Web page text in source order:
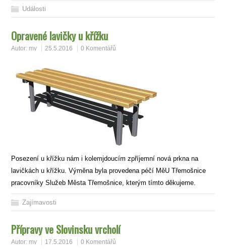
Události
Opravené lavičky u křížku
Autor: mv 25.5.2016 0 Komentářů
Posezení u křížku nám i kolemjdoucím zpříjemní nová prkna na
lavičkách u křížku. Výměna byla provedena péčí MěU Třemošnice
pracovníky Služeb Města Třemošnice, kterým tímto děkujeme.
Zajímavosti
Přípravy ve Slovinsku vrcholí
Autor: mv 17.5.2016 0 Komentářů